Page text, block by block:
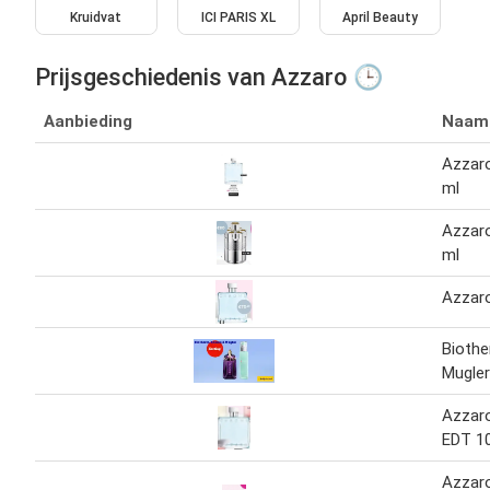
Kruidvat ICI PARIS XL April Beauty
Prijsgeschiedenis van Azzaro 🕒
Aanbieding Naam
ml
ml
Mugler
EDT